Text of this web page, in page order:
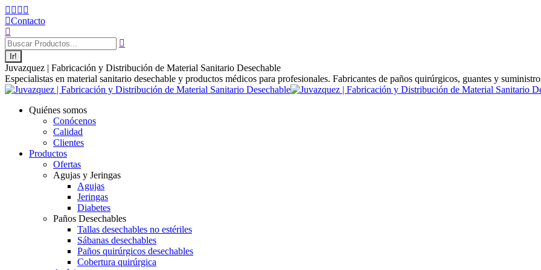
Saltar
al
contenido
Linkedin
page
in
new
window
Twitter
page
in
new
window
Instagram
page
in
new
window
page
in
new
window
Contacto
Buscar:
Juvazquez | Fabricación y Distribución de Material Sanitario Desechable
Especialistas en material sanitario desechable y productos médicos para profesionales. Fabricantes de paños quirúrgicos, guantes y
Quiénes somos
Conócenos
Calidad
Clientes
Productos
Ofertas
Agujas y Jeringas
Agujas
Jeringas
Diabetes
Paños Desechables
Tallas desechables no estériles
Sábanas desechables
Paños quirúrgicos desechables
Cobertura quirúrgica